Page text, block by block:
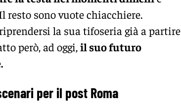
resto sono vuote chiacchiere.
la sua tifoseria già a partire
però, ad oggi,il suo futuro
per il post Roma